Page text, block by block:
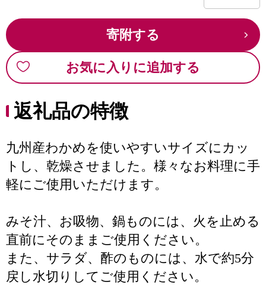
寄附する
お気に入りに追加する
返礼品の特徴
九州産わかめを使いやすいサイズにカッ
トし、乾燥させました。様々なお料理に手
軽にご使用いただけます。
みそ汁、お吸物、鍋ものには、火を止める
直前にそのままご使用ください。
また、サラダ、酢のものには、水で約5分
戻し水切りしてご使用ください。